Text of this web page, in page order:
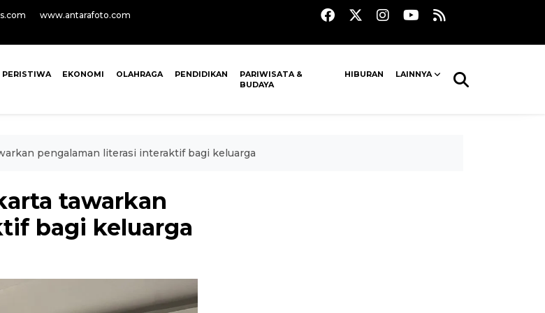
www.antarafoto.com
PERISTIWA EKONOMI OLAHRAGA PENDIDIKAN
PARIWISATA &
BUDAYA
HIBURAN LAINNYA
pengalaman literasi interaktif bagi keluarga
tawarkan
bagi keluarga